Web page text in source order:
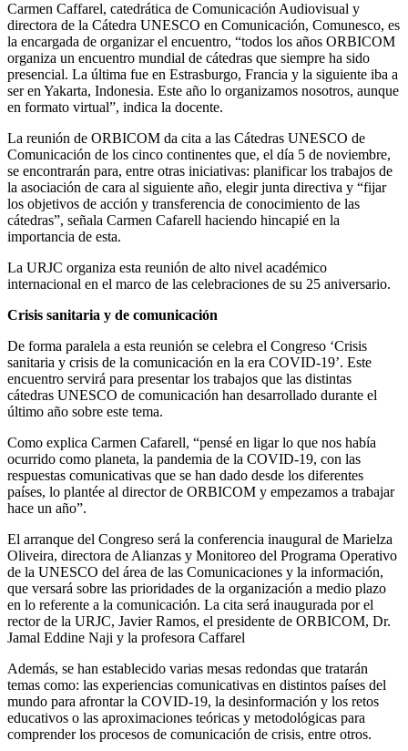
Carmen Caffarel, catedrática de Comunicación Audiovisual y
directora de la Cátedra UNESCO en Comunicación, Comunesco, es
la encargada de organizar el encuentro, “todos los años ORBICOM
organiza un encuentro mundial de cátedras que siempre ha sido
presencial. La última fue en Estrasburgo, Francia y la siguiente iba a
ser en Yakarta, Indonesia. Este año lo organizamos nosotros, aunque
en formato virtual”, indica la docente.
La reunión de ORBICOM da cita a las Cátedras UNESCO de
Comunicación de los cinco continentes que, el día 5 de noviembre,
se encontrarán para, entre otras iniciativas: planificar los trabajos de
la asociación de cara al siguiente año, elegir junta directiva y “fijar
los objetivos de acción y transferencia de conocimiento de las
cátedras”, señala Carmen Cafarell haciendo hincapié en la
importancia de esta.
La URJC organiza esta reunión de alto nivel académico
internacional en el marco de las celebraciones de su 25 aniversario.
Crisis sanitaria y de comunicación
De forma paralela a esta reunión se celebra el Congreso ‘Crisis
sanitaria y crisis de la comunicación en la era COVID-19’. Este
encuentro servirá para presentar los trabajos que las distintas
cátedras UNESCO de comunicación han desarrollado durante el
último año sobre este tema.
Como explica Carmen Cafarell, “pensé en ligar lo que nos había
ocurrido como planeta, la pandemia de la COVID-19, con las
respuestas comunicativas que se han dado desde los diferentes
países, lo plantée al director de ORBICOM y empezamos a trabajar
hace un año”.
El arranque del Congreso será la conferencia inaugural de Marielza
Oliveira, directora de Alianzas y Monitoreo del Programa Operativo
de la UNESCO del área de las Comunicaciones y la información,
que versará sobre las prioridades de la organización a medio plazo
en lo referente a la comunicación. La cita será inaugurada por el
rector de la URJC, Javier Ramos, el presidente de ORBICOM, Dr.
Jamal Eddine Naji y la profesora Caffarel
Además, se han establecido varias mesas redondas que tratarán
temas como: las experiencias comunicativas en distintos países del
mundo para afrontar la COVID-19, la desinformación y los retos
educativos o las aproximaciones teóricas y metodológicas para
comprender los procesos de comunicación de crisis, entre otros.